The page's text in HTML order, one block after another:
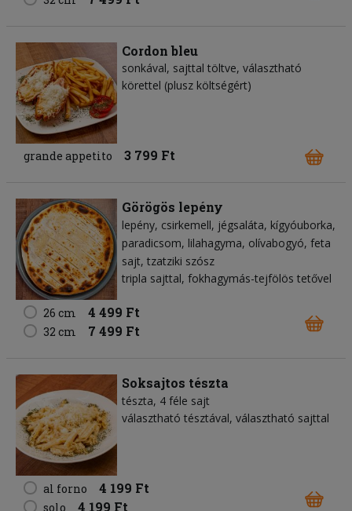
Cordon bleu
sonkával, sajttal töltve, választható
körettel (plusz költségért)
grande appetito 3 799 Ft
Görögös lepény
lepény csirkemell jégsaláta kígyóuborka
paradicsom lilahagyma olívabogyó feta
sajt tzatziki szósz
tripla sajttal, fokhagymás-tejfölös tetővel
26 cm 4 499 Ft
32 cm 7 499 Ft
Soksajtos tészta
tészta 4 féle sajt
választható tésztával, választható sajttal
al forno 4 199 Ft
solo 4 199 Ft